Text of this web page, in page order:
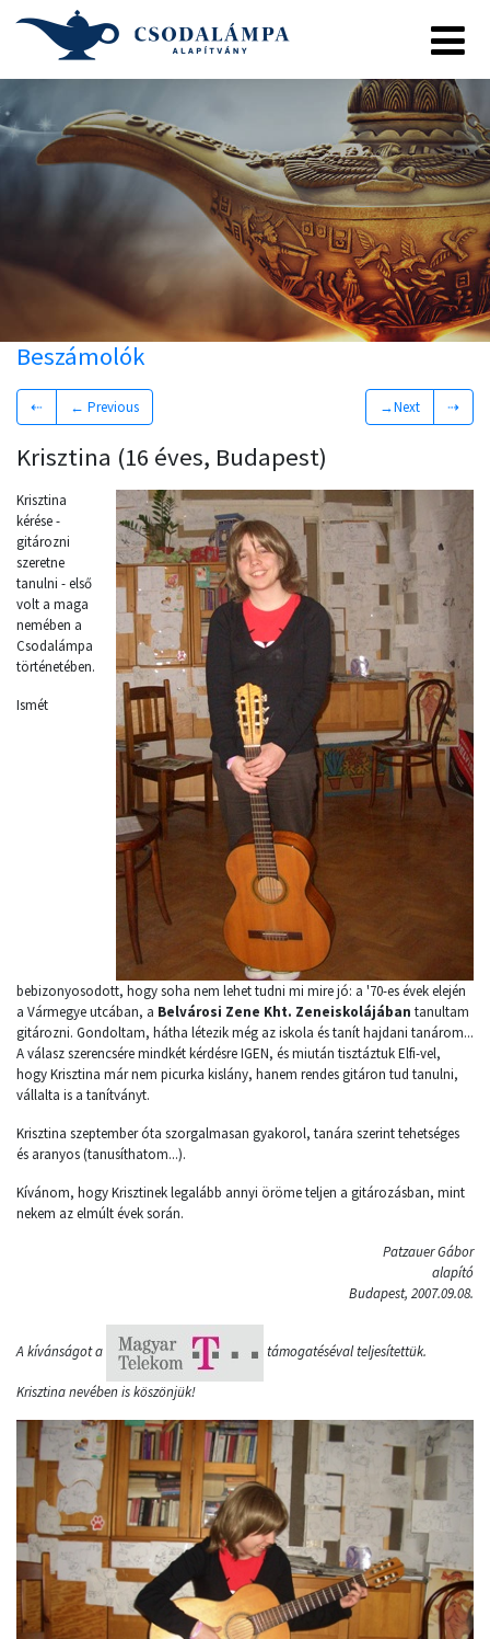
Beszámolók
⇠ ← Previous →Next ⇢
Krisztina (16 éves, Budapest)
Krisztina
kérése -
gitározni
szeretne
tanulni - első
volt a maga
nemében a
Csodalámpa
történetében.
Ismét
bebizonyosodott, hogy soha nem lehet tudni mi mire jó: a '70-es évek elején
a Vármegye utcában, a Belvárosi Zene Kht. Zeneiskolájában tanultam
gitározni. Gondoltam, hátha létezik még az iskola és tanít hajdani tanárom...
A válasz szerencsére mindkét kérdésre IGEN, és miután tisztáztuk Elfi-vel,
hogy Krisztina már nem picurka kislány, hanem rendes gitáron tud tanulni,
vállalta is a tanítványt.
Krisztina szeptember óta szorgalmasan gyakorol, tanára szerint tehetséges
és aranyos (tanusíthatom...).
Kívánom, hogy Krisztinek legalább annyi öröme teljen a gitározásban, mint
nekem az elmúlt évek során.
Patzauer Gábor
alapító
Budapest, 2007.09.08.
A kívánságot a támogatéséval teljesítettük.
Krisztina nevében is köszönjük!